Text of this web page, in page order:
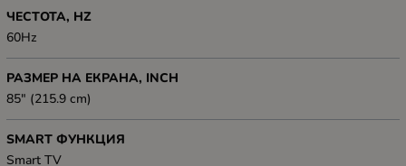
ЧЕСТОТА, HZ
60Hz
РАЗМЕР НА ЕКРАНА, INCH
85" (215.9 cm)
SMART ФУНКЦИЯ
Smart TV